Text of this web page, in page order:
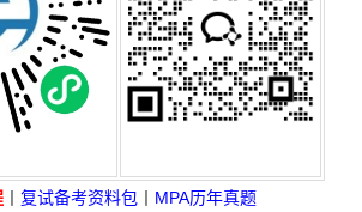
丨复试备考资料包 MPA历年真题